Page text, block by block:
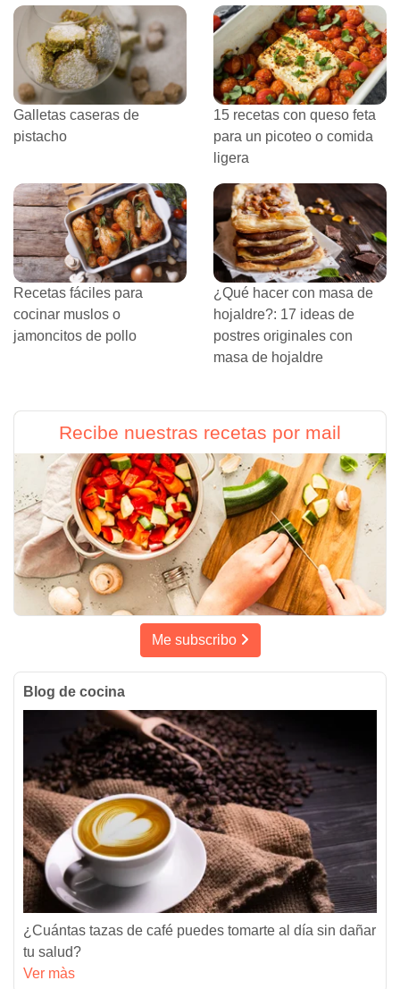
Galletas caseras de
pistacho
15 recetas con queso feta
para un picoteo o comida
ligera
Recetas fáciles para
cocinar muslos o
jamoncitos de pollo
¿Qué hacer con masa de
hojaldre?: 17 ideas de
postres originales con
masa de hojaldre
Recibe nuestras recetas por mail
Me subscribo
Blog de cocina
¿Cuántas tazas de café puedes tomarte al día sin dañar
tu salud?
Ver màs